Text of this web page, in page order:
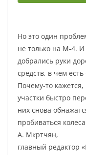
Но это один
не только на М-4.
добрались руки
средств, в чем
Почему-то кажется,
участки быстро
них снова
пробиваться
А. Мкртчян,
главный редактор